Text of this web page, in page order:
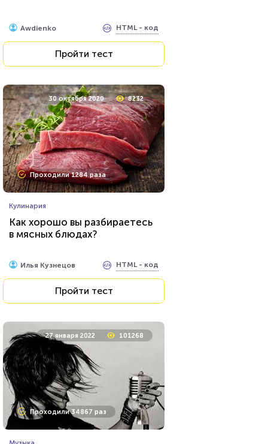
Awdienko HTML - код
Пройти тест
30 октября 2020 8232
Проходили 1284 раза
Кулинария
Как хорошо вы разбираетесь
в мясных блюдах?
Илья Кузнецов HTML - код
Пройти тест
27 января 2022 101268
Проходили 34867 раз